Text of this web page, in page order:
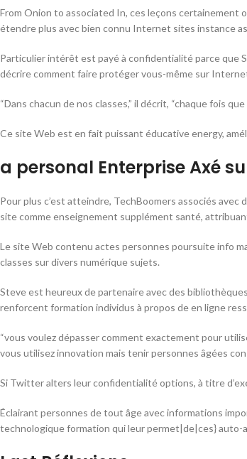
From Onion to associated In, ces leçons
étendre plus avec bien connu Internet sites instance
Particulier intérêt est payé à confidentialité parce que
décrire comment faire protéger vous-même sur
“Dans chacun de nos classes,” il décrit, “chaque fois
Ce site Web est en fait puissant éducative energy,
a personal Enterprise Axé
Pour plus c’est atteindre, TechBoomers associés
site comme enseignement supplément santé,
Le site Web contenu actes personnes poursuite info
classes sur divers numérique sujets.
Steve est heureux de partenaire avec des
renforcent formation individus à propos de en ligne
“vous voulez dépasser comment exactement pour
vous utilisez innovation mais tenir personnes âgées
Si Twitter alters leur confidentialité options, à titre
Éclairant personnes de tout âge avec informations
technologique formation qui leur permet|de|ces} auto-